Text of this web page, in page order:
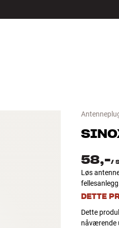
58,-/
Løs
DETTE
Dette
nåværende